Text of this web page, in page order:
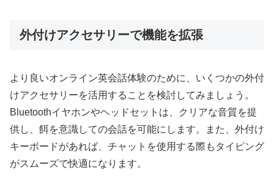
外付けアクセサリーで機能を拡張
より良いオンライン英会話体験のために、いくつかの外付
けアクセサリーを活用することを検討してみましょう。
Bluetoothイヤホンやヘッドセットは、クリアな音質を提
供し、餌を意識しての会話を可能にします。また、外付け
キーボードがあれば、チャットを使用する際もタイピング
がスムーズで快適になります。